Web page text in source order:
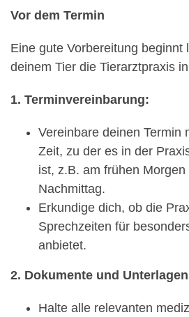
Vor dem Termin
Eine gute Vorbereitung beginnt
deinem Tier die Tierarztpraxis
1. Terminvereinbarung:
Vereinbare deinen Termin
Zeit, zu der es in der
ist, z.B. am frühen
Nachmittag.
Erkundige dich, ob die
Sprechzeiten für
anbietet.
2. Dokumente und
Halte alle relevanten